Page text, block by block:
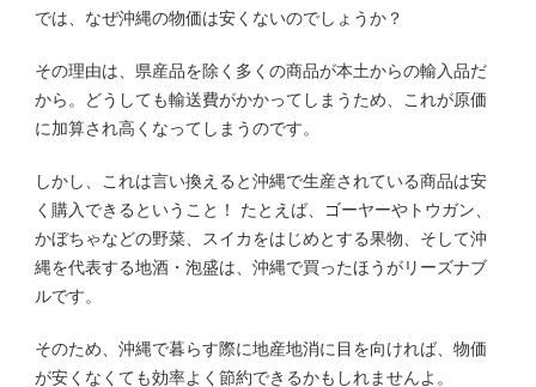
では、なぜ沖縄の物価は安くないのでしょうか？
その理由は、県産品を除く多くの商品が本土からの輸入品だ
から。どうしても輸送費がかかってしまうため、これが原価
に加算され高くなってしまうのです。
しかし、これは言い換えると沖縄で生産されている商品は安
く購入できるということ！ たとえば、ゴーヤーやトウガン、
かぼちゃなどの野菜、スイカをはじめとする果物、そして沖
縄を代表する地酒・泡盛は、沖縄で買ったほうがリーズナブ
ルです。
そのため、沖縄で暮らす際に地産地消に目を向ければ、物価
が安くなくても効率よく節約できるかもしれませんよ。